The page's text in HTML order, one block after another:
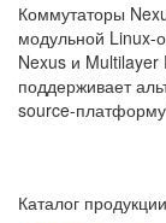
Коммутаторы
модульной
Nexus и Multilayer
поддерживает
source-
Каталог продукции